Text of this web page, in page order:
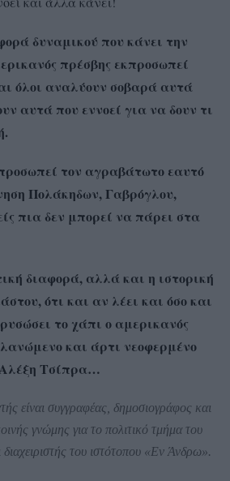
δυναμικού που κάνει την
πρέσβης εκπροσωπεί
όλοι αναλύουν σοβαρά αυτά
αυτά που εννοεί για να δουν τι
τον αγραβάτωτο εαυτό
Πολάκηδων, Γαβρόγλου,
πια δεν μπορεί να πάρει στα
διαφορά, αλλά και η ιστορική
ότι και αν λέει και όσο και
το χάπι ο αμερικανός
και άρτι νεοφερμένο
Αλέξη Τσίπρα…
είναι συγγραφέας, δημοσιογράφος και
γνώμης για το πολιτικό τμήμα του
του ιστότοπου «Εν Άνδρω».